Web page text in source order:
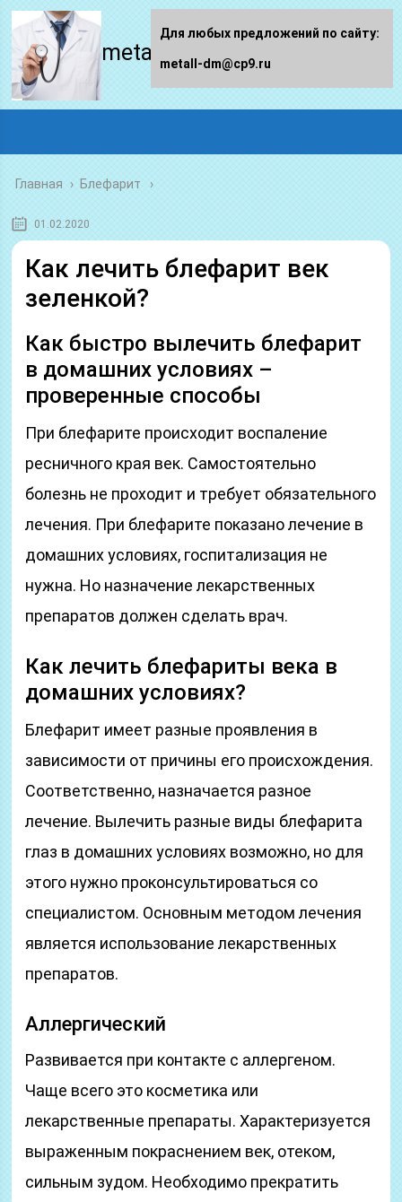
metall-dm.ru
Главная › Блефарит
01.02.2020
Как лечить блефарит век
зеленкой?
Как быстро вылечить блефарит
в домашних условиях –
проверенные способы
При блефарите происходит воспаление
ресничного края век. Самостоятельно
болезнь не проходит и требует обязательного
лечения. При блефарите показано лечение в
домашних условиях, госпитализация не
нужна. Но назначение лекарственных
препаратов должен сделать врач.
Как лечить блефариты века в
домашних условиях?
Блефарит имеет разные проявления в
зависимости от причины его происхождения.
Соответственно, назначается разное
лечение. Вылечить разные виды блефарита
глаз в домашних условиях возможно, но для
этого нужно проконсультироваться со
специалистом. Основным методом лечения
является использование лекарственных
препаратов.
Аллергический
Развивается при контакте с аллергеном.
Чаще всего это косметика или
лекарственные препараты. Характеризуется
выраженным покраснением век, отеком,
сильным зудом. Необходимо прекратить
Для любых предложений по сайту:
metall-dm@cp9.ru